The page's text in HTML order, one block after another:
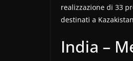
realizzazione di 33
destinati a
India –